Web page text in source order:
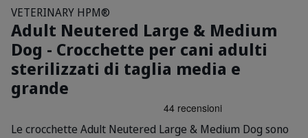
VETERINARY HPM®
Adult Neutered Large & Medium
Dog - Crocchette per cani adulti
sterilizzati di taglia media e
grande
Le crocchette Adult Neutered Large & Medium Dog sono